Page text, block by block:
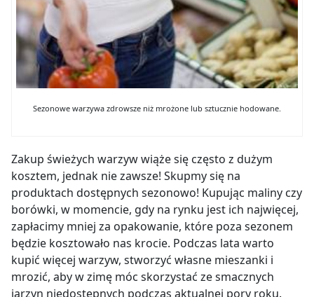
Sezonowe warzywa zdrowsze niż mrożone lub sztucznie hodowane.
Zakup świeżych warzyw wiąże się często z dużym
kosztem, jednak nie zawsze! Skupmy się na
produktach dostępnych sezonowo! Kupując maliny czy
borówki, w momencie, gdy na rynku jest ich najwięcej,
zapłacimy mniej za opakowanie, które poza sezonem
będzie kosztowało nas krocie. Podczas lata warto
kupić więcej warzyw, stworzyć własne mieszanki i
mrozić, aby w zimę móc skorzystać ze smacznych
jarzyn niedostępnych podczas aktualnej pory roku.